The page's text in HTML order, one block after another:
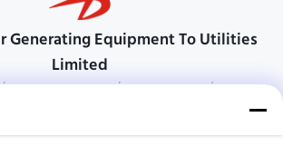
Generating Equipment To Utilities
Limited
για να ανταποκρίνονται στις απαιτήσεις των